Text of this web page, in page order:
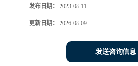
发布日期： 2023-08-11
更新日期： 2026-08-09
发送咨询信息